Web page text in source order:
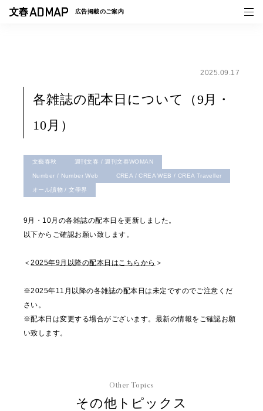
広告掲載のご案内
事例一覧
2025.09.17
各雑誌の配本日について（9月・
10月）
文藝春秋 週刊文春 / 週刊文春WOMAN
Number / Number Web CREA / CREA WEB / CREA Traveller
オール讀物 / 文學界
9月・10月の各雑誌の配本日を更新しました。
以下からご確認お願い致します。
＜2025年9月以降の配本日はこちらから ＞
※2025年11月以降の各雑誌の配本日は未定ですのでご注意くだ
さい。
※配本日は変更する場合がございます。最新の情報をご確認お願
い致します。
Other Topics
その他トピックス